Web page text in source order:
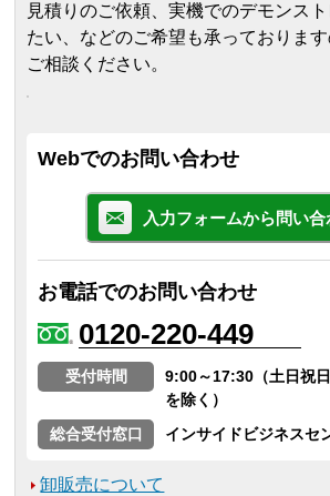
見積りのご依頼、実機でのデモンス
たい、などのご希望も承っておりま
ご相談ください。
Webでのお問い合わせ
入力フォームから問い合
お電話でのお問い合わせ
0120-220-449
受付時間
9:00～17:30（土日祝
を除く）
総合受付窓口
インサイドビジネスセ
卸販売について